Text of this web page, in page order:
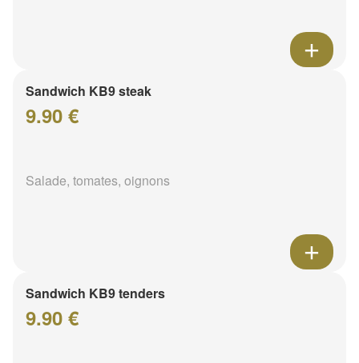
Sandwich KB9 steak
9.90 €
Salade, tomates, oignons
Sandwich KB9 tenders
9.90 €